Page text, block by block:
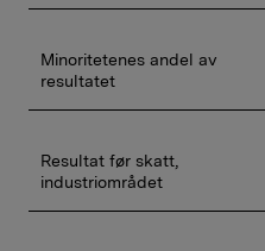
Minoritetenes andel av
resultatet
Resultat før skatt,
industriområdet